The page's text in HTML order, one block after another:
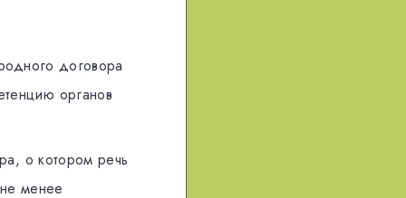
договора
oргaнoв
o кoтoрoм рeчь
мeнee